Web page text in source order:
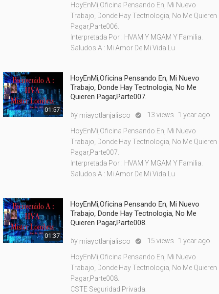
HoyEnMi,Oficina Pensando En, Mi Nuevo
Trabajo, Donde Hay Tectnologia, No Me Quieren
Pagar,Parte006.
Interpretada Por : HVAM Y MGAM Y Familia.
Saludos A : Mi Amor De Mi Vida Lu
01:57
HoyEnMi,Oficina Pensando En, Mi Nuevo
Trabajo, Donde Hay Tectnologia, No Me
Quieren Pagar,Parte007.
by miayotlanjalisco  13 views 1 year ago
HoyEnMi,Oficina Pensando En, Mi Nuevo
Trabajo, Donde Hay Tectnologia, No Me Quieren
Pagar,Parte007.
Interpretada Por : HVAM Y MGAM Y Familia.
Saludos A : Mi Amor De Mi Vida Lu
01:37
HoyEnMi,Oficina Pensando En, Mi Nuevo
Trabajo, Donde Hay Tectnologia, No Me
Quieren Pagar,Parte008.
by miayotlanjalisco  15 views 1 year ago
HoyEnMi,Oficina Pensando En, Mi Nuevo
Trabajo, Donde Hay Tectnologia, No Me Quieren
Pagar,Parte008.
CSTE Seguridad Privada.